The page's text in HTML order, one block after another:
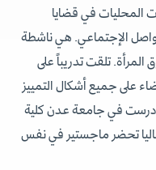
المحليات في قضايا
الإجتماعي. هي ناشطة
تلقت تدريباً على
على جميع أشكال التمييز
درست في جامعة عدن كلية
تحضر ماجستير في نفس